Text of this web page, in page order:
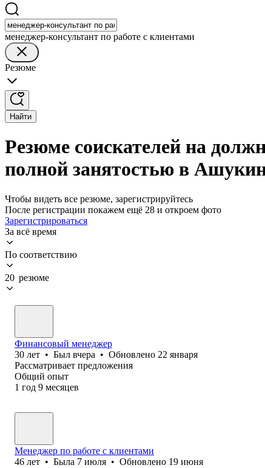
менеджер-консультант по работе с клиентами
Резюме
Найти
Резюме соискателей на
полной занятостью в
Чтобы видеть все резюме, зарегистрируйтесь
После регистрации покажем ещё 28 и откроем фото
Зарегистрироваться
За всё время
По соответствию
20 резюме
Финансовый менеджер
30 лет • Был вчера • Обновлено 22 января
Рассматривает предложения
Общий опыт
1 год 9 месяцев
Менеджер по работе с клиентами
46 лет • Была 7 июля • Обновлено 19 июня